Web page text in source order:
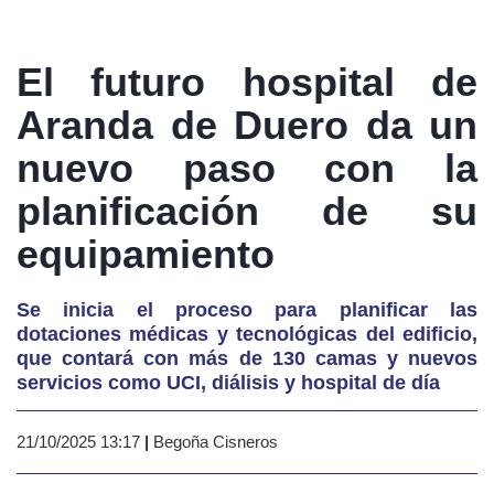
El futuro hospital de
Aranda de Duero da un
nuevo paso con la
planificación de su
equipamiento
Se inicia el proceso para planificar las
dotaciones médicas y tecnológicas del edificio,
que contará con más de 130 camas y nuevos
servicios como UCI, diálisis y hospital de día
21/10/2025 13:17 | Begoña Cisneros